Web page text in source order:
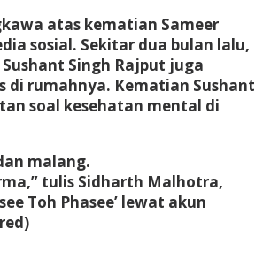
atas kematian Sameer
sosial. Sekitar dua bulan lalu,
Singh Rajput juga
di rumahnya. Kematian Sushant
soal kesehatan mental di
malang.
tulis Sidharth Malhotra,
Toh Phasee’ lewat akun